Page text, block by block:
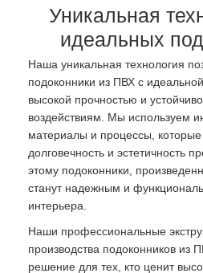
Уникальная
идеальных
Наша уникальная технология
подоконники из ПВХ с
высокой прочностью и
воздействиям. Мы используем
материалы и процессы,
долговечность и эстетичность
этому подоконники,
станут надежным и
интерьера.
Наши профессиональные
производства подоконников из
решение для тех, кто ценит